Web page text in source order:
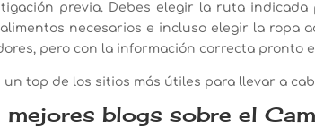
previa. Debes elegir la ruta indicada
necesarios e incluso elegir la ropa
pero con la información correcta pronto
top de los sitios más útiles para llevar a
blogs sobre el